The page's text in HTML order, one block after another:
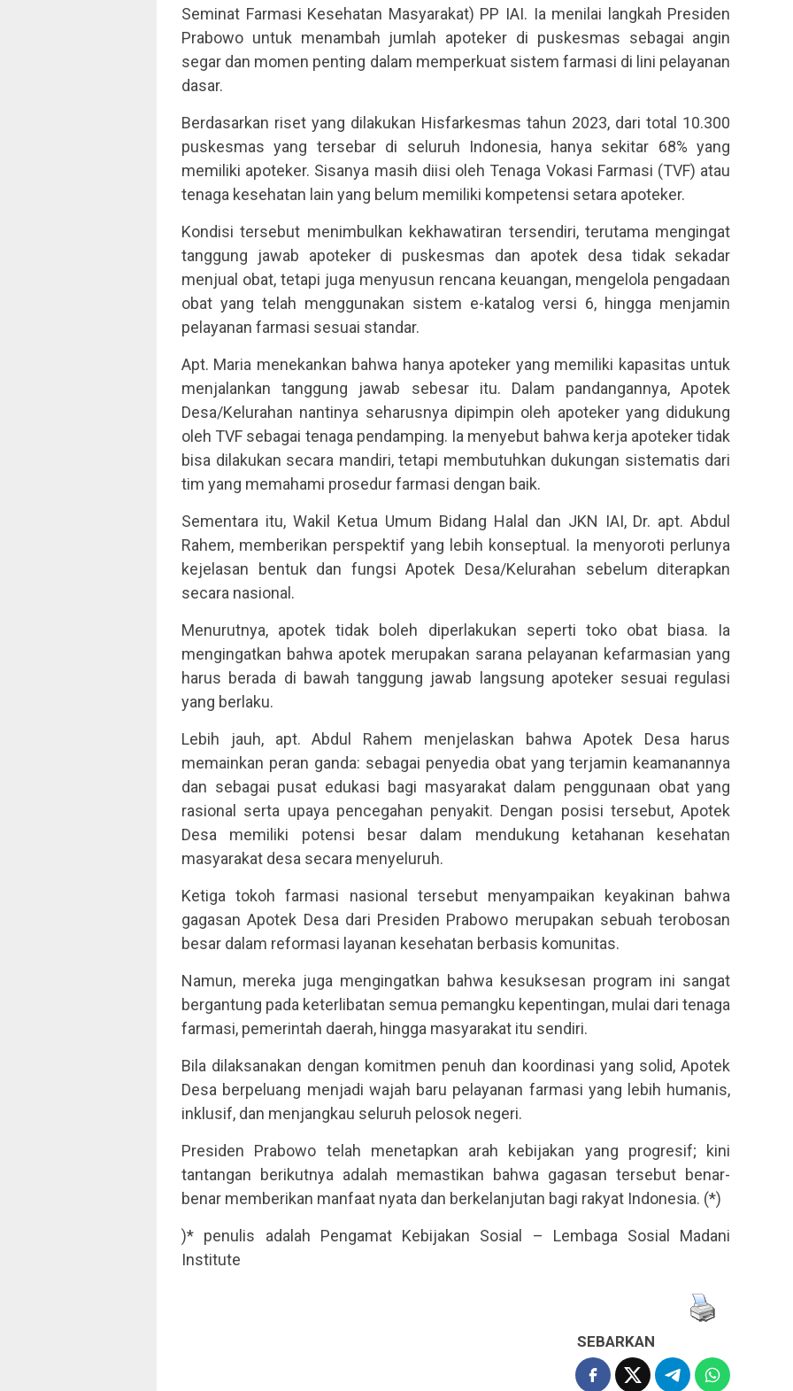
Seminat Farmasi Kesehatan Masyarakat) PP IAI. Ia menilai langkah Presiden
Prabowo untuk menambah jumlah apoteker di puskesmas sebagai angin
segar dan momen penting dalam memperkuat sistem farmasi di lini pelayanan
dasar.
Berdasarkan riset yang dilakukan Hisfarkesmas tahun 2023, dari total 10.300
puskesmas yang tersebar di seluruh Indonesia, hanya sekitar 68% yang
memiliki apoteker. Sisanya masih diisi oleh Tenaga Vokasi Farmasi (TVF) atau
tenaga kesehatan lain yang belum memiliki kompetensi setara apoteker.
Kondisi tersebut menimbulkan kekhawatiran tersendiri, terutama mengingat
tanggung jawab apoteker di puskesmas dan apotek desa tidak sekadar
menjual obat, tetapi juga menyusun rencana keuangan, mengelola pengadaan
obat yang telah menggunakan sistem e-katalog versi 6, hingga menjamin
pelayanan farmasi sesuai standar.
Apt. Maria menekankan bahwa hanya apoteker yang memiliki kapasitas untuk
menjalankan tanggung jawab sebesar itu. Dalam pandangannya, Apotek
Desa/Kelurahan nantinya seharusnya dipimpin oleh apoteker yang didukung
oleh TVF sebagai tenaga pendamping. Ia menyebut bahwa kerja apoteker tidak
bisa dilakukan secara mandiri, tetapi membutuhkan dukungan sistematis dari
tim yang memahami prosedur farmasi dengan baik.
Sementara itu, Wakil Ketua Umum Bidang Halal dan JKN IAI, Dr. apt. Abdul
Rahem, memberikan perspektif yang lebih konseptual. Ia menyoroti perlunya
kejelasan bentuk dan fungsi Apotek Desa/Kelurahan sebelum diterapkan
secara nasional.
Menurutnya, apotek tidak boleh diperlakukan seperti toko obat biasa. Ia
mengingatkan bahwa apotek merupakan sarana pelayanan kefarmasian yang
harus berada di bawah tanggung jawab langsung apoteker sesuai regulasi
yang berlaku.
Lebih jauh, apt. Abdul Rahem menjelaskan bahwa Apotek Desa harus
memainkan peran ganda: sebagai penyedia obat yang terjamin keamanannya
dan sebagai pusat edukasi bagi masyarakat dalam penggunaan obat yang
rasional serta upaya pencegahan penyakit. Dengan posisi tersebut, Apotek
Desa memiliki potensi besar dalam mendukung ketahanan kesehatan
masyarakat desa secara menyeluruh.
Ketiga tokoh farmasi nasional tersebut menyampaikan keyakinan bahwa
gagasan Apotek Desa dari Presiden Prabowo merupakan sebuah terobosan
besar dalam reformasi layanan kesehatan berbasis komunitas.
Namun, mereka juga mengingatkan bahwa kesuksesan program ini sangat
bergantung pada keterlibatan semua pemangku kepentingan, mulai dari tenaga
farmasi, pemerintah daerah, hingga masyarakat itu sendiri.
Bila dilaksanakan dengan komitmen penuh dan koordinasi yang solid, Apotek
Desa berpeluang menjadi wajah baru pelayanan farmasi yang lebih humanis,
inklusif, dan menjangkau seluruh pelosok negeri.
Presiden Prabowo telah menetapkan arah kebijakan yang progresif; kini
tantangan berikutnya adalah memastikan bahwa gagasan tersebut benar-
benar memberikan manfaat nyata dan berkelanjutan bagi rakyat Indonesia. (*)
)* penulis adalah Pengamat Kebijakan Sosial – Lembaga Sosial Madani
Institute
SEBARKAN